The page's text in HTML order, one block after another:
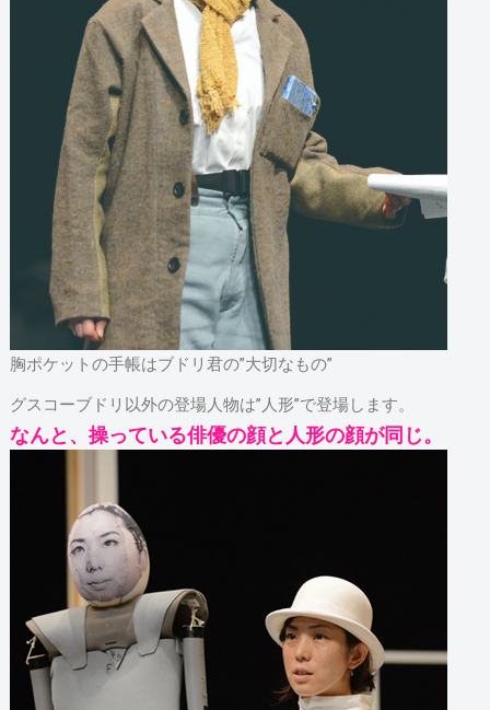
胸ポケットの手帳はブドリ君の”大切なもの”
グスコーブドリ以外の登場人物は”人形”で登場します。
なんと、操っている俳優の顔と人形の顔が同じ。